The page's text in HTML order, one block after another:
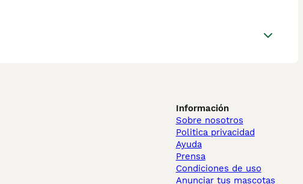
Información
Sobre nosotros
Politica privacidad
Ayuda
Prensa
Condiciones de uso
Anunciar tus mascotas